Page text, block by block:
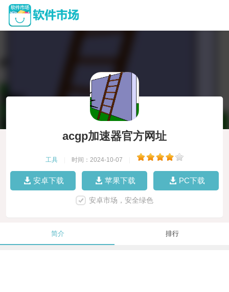
acgp加速器官方网址
工具 时间：2024-10-07
安卓下载 苹果下载 PC下载
安卓市场，安全绿色
简介 排行